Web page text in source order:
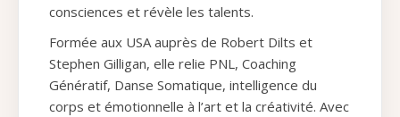
consciences et révèle les talents.
Formée aux USA auprès de Robert Dilts et
Stephen Gilligan, elle relie PNL, Coaching
Génératif, Danse Somatique, intelligence du
corps et émotionnelle à l’art et la créativité. Avec